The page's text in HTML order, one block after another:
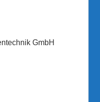
GmbH